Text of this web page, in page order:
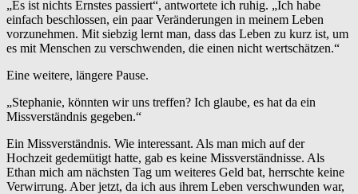
„Es ist nichts Ernstes passiert“, antwortete ich ruhig. „Ich habe
einfach beschlossen, ein paar Veränderungen in meinem Leben
vorzunehmen. Mit siebzig lernt man, dass das Leben zu kurz ist, um
es mit Menschen zu verschwenden, die einen nicht wertschätzen.“
Eine weitere, längere Pause.
„Stephanie, könnten wir uns treffen? Ich glaube, es hat da ein
Missverständnis gegeben.“
Ein Missverständnis. Wie interessant. Als man mich auf der
Hochzeit gedemütigt hatte, gab es keine Missverständnisse. Als
Ethan mich am nächsten Tag um weiteres Geld bat, herrschte keine
Verwirrung. Aber jetzt, da ich aus ihrem Leben verschwunden war,